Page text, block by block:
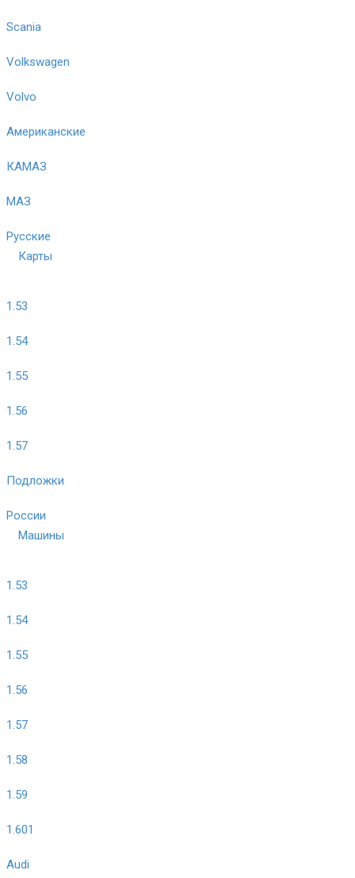
Scania
Volkswagen
Volvo
Американские
КАМАЗ
МАЗ
Русские
Карты
1.53
1.54
1.55
1.56
1.57
Подложки
России
Машины
1.53
1.54
1.55
1.56
1.57
1.58
1.59
1.601
Audi